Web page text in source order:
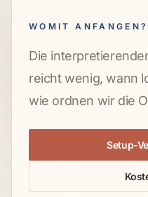
WOMIT ANFANGEN?
Die
reicht wenig, wann
wie ordnen wir die
Setup-